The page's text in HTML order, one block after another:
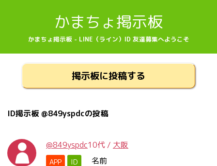
かまちょ掲示板
かまちょ掲示板 - LINE（ライン）ID 友達募集へようこそ
掲示板に投稿する
ID掲示板 @849yspdcの投稿
@849yspdc10代 / 大阪
APP ID 名前